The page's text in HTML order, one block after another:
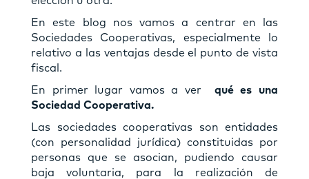
En este blog nos vamos a centrar en las
Sociedades Cooperativas, especialmente lo
relativo a las ventajas desde el punto de vista
fiscal.
En primer lugar vamos a ver qué es una
Sociedad Cooperativa.
Las sociedades cooperativas son entidades
(con personalidad jurídica) constituidas por
personas que se asocian, pudiendo causar
baja voluntaria, para la realización de